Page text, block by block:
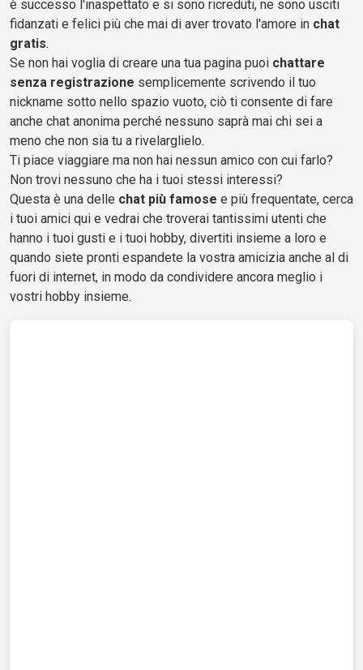
è successo l'inaspettato e si sono ricreduti, ne sono usciti
fidanzati e felici più che mai di aver trovato l'amore in chat
gratis.
Se non hai voglia di creare una tua pagina puoi chattare
senza registrazione semplicemente scrivendo il tuo
nickname sotto nello spazio vuoto, ciò ti consente di fare
anche chat anonima perché nessuno saprà mai chi sei a
meno che non sia tu a rivelarglielo.
Ti piace viaggiare ma non hai nessun amico con cui farlo?
Non trovi nessuno che ha i tuoi stessi interessi?
Questa è una delle chat più famose e più frequentate, cerca
i tuoi amici qui e vedrai che troverai tantissimi utenti che
hanno i tuoi gusti e i tuoi hobby, divertiti insieme a loro e
quando siete pronti espandete la vostra amicizia anche al di
fuori di internet, in modo da condividere ancora meglio i
vostri hobby insieme.